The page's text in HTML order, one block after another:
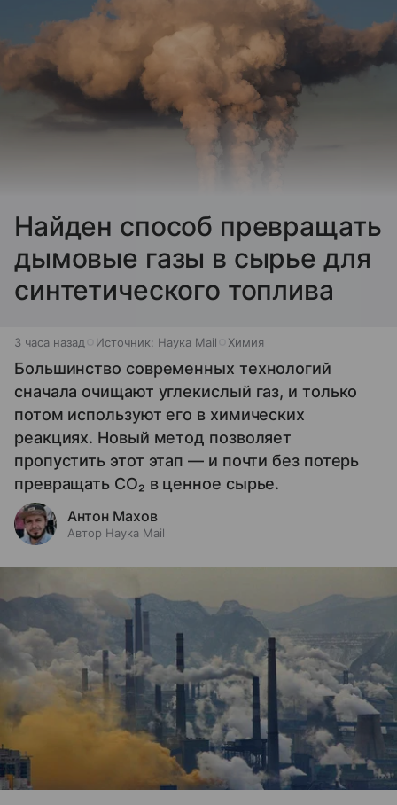
Найден способ превращать
дымовые газы в сырье для
синтетического топлива
3 часа назад Источник: Наука Mail Химия
Большинство современных технологий
сначала очищают углекислый газ, и только
потом используют его в химических
реакциях. Новый метод позволяет
пропустить этот этап — и почти без потерь
превращать CO₂ в ценное сырье.
Антон Махов
Автор Наука Mail